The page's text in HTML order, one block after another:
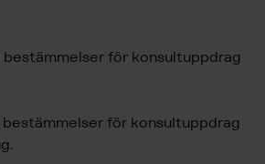
bestämmelser för konsultuppdrag
bestämmelser för konsultuppdrag